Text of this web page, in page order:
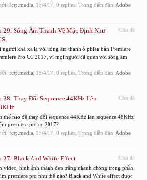
fctp.media 15/4/17 , 0 replies, Trong diễn đàn: Adobe
Chủ đề
29: Sóng Âm Thanh Về Mặc Định Như
khá xa lạ với sóng âm thanh ở phiên bản Premiere
Pro CC 2017, vì mọi người đã quen với sóng âm
fctp.media 15/4/17 , 0 replies, Trong diễn đàn: Adobe
Chủ đề
28: Thay Đổi Sequence 44KHz Lên
nào để thay đổi sequence 44KHz lên sequence 48KHz
premiere pro cc 2017?
fctp.media 15/4/17 , 0 replies, Trong diễn đàn: Adobe
Chủ đề
27: Black And White Effect
video, hình ảnh thành đen trắng nhanh chóng trong phần
premiere pro như thế nào? Black and White effect được